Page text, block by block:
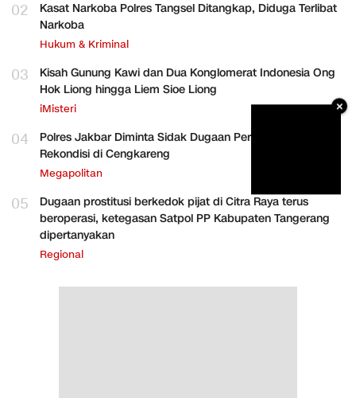
02
Kasat Narkoba Polres Tangsel Ditangkap, Diduga Terlibat
Narkoba
Hukum & Kriminal
03
Kisah Gunung Kawi dan Dua Konglomerat Indonesia Ong
Hok Liong hingga Liem Sioe Liong
iMisteri
04
Polres Jakbar Diminta Sidak Dugaan Perakitan HP
Rekondisi di Cengkareng
Megapolitan
05
Dugaan prostitusi berkedok pijat di Citra Raya terus
beroperasi, ketegasan Satpol PP Kabupaten Tangerang
dipertanyakan
Regional
×